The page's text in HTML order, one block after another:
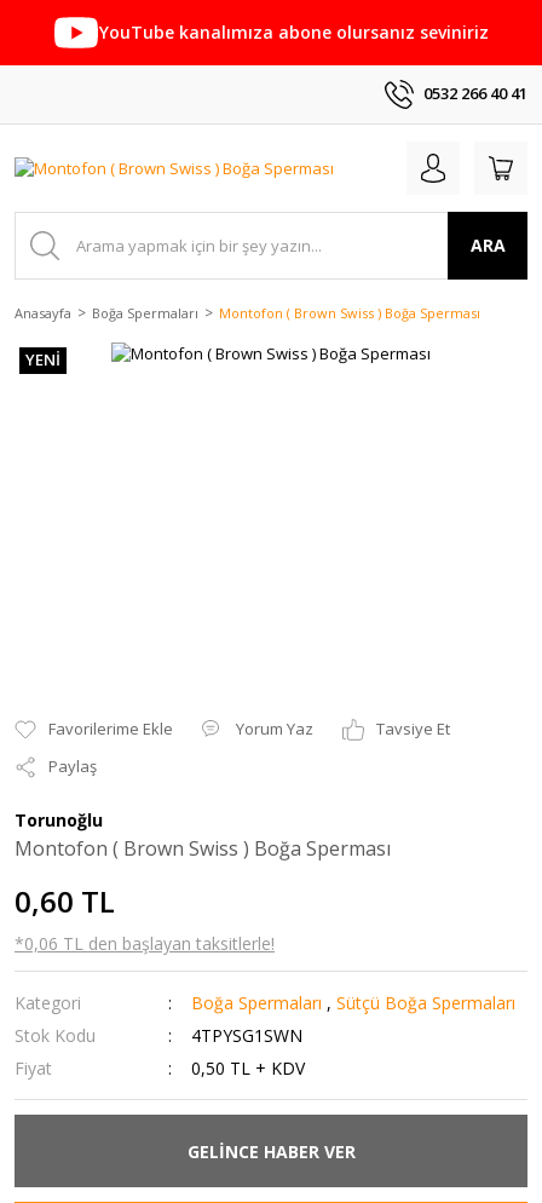
YouTube kanalımıza abone olursanız seviniriz
0532 266 40 41
ARA
Anasayfa Boğa Spermaları Montofon ( Brown Swiss ) Boğa Sperması
YENİ
Yorum Yaz
Tavsiye Et
Paylaş
Torunoğlu
Montofon ( Brown Swiss ) Boğa Sperması
0,60 TL
*0,06 TL den başlayan taksitlerle!
Kategori Boğa Spermaları ,Sütçü Boğa Spermaları
Stok Kodu
4TPYSG1SWN
Fiyat
0,50 TL + KDV
GELİNCE HABER VER